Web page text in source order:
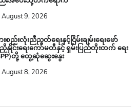
August 9, 2026
စည်းလုံးညီညွတ်ရေးနှင့်ငြိမ်းချမ်းရေးဖော်
နှိုင်းရေးကော်မတီနှင့် ရှမ်းပြည်တိုးတက် ရေး
တို့ တွေ့ဆုံဆွေးနွေး
August 8, 2026